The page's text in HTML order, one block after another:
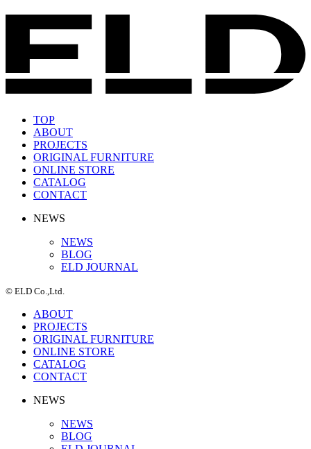
TOP
ABOUT
PROJECTS
ORIGINAL FURNITURE
ONLINE STORE
CATALOG
CONTACT
NEWS
NEWS
BLOG
ELD JOURNAL
© ELD Co.,Ltd.
ABOUT
PROJECTS
ORIGINAL FURNITURE
ONLINE STORE
CATALOG
CONTACT
NEWS
NEWS
BLOG